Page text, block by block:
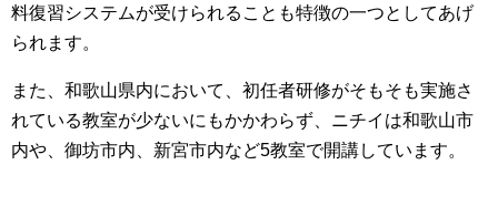
料復習システムが受けられることも特徴の一つとしてあげ
られます。
また、和歌山県内において、初任者研修がそもそも実施さ
れている教室が少ないにもかかわらず、ニチイは和歌山市
内や、御坊市内、新宮市内など5教室で開講しています。